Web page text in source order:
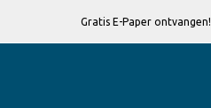
Gratis E-Paper ontvangen!